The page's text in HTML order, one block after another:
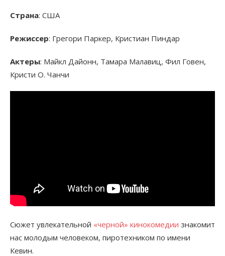
Страна: США
Режиссер: Грегори Паркер, Кристиан Пиндар
Актеры: Майкл Дайонн, Тамара Малавиц, Фил Говен,
Кристи О. Чанчи
Сюжет увлекательной «черной» кинокомедии знакомит
нас молодым человеком, пиротехником по имени
Кевин.